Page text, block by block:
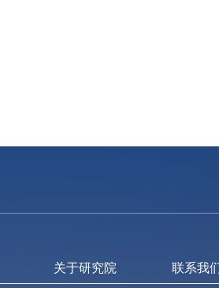
关于研究院 联系我